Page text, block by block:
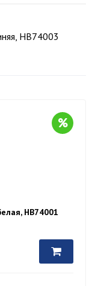
HB74003
HB74001